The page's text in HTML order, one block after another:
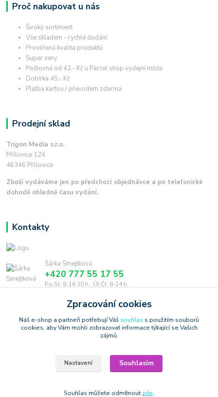
Proč nakupovat u nás
Široký sortiment
Vše skladem - rychlé dodání
Prověřená kvalita produktů
Super ceny
Poštovné od 42,- Kč u Parcel shop výdejní místa
Dobírka 45,- Kč
Platba kartou / převodem zdarma
Prodejní sklad
Trigon Media s.r.o.
Příšovice 124
46346 Příšovice
Zboží vydáváme jen po předchozí objednávce a po telefonické
dohodě ohledně času vydání.
Kontakty
Šárka Smejtková
+420 777 55 17 55
Po,St: 8-16.30 h., Út,Čt: 8-14 h.
smejtkova@trigonmedia.cz
Copyright © 2006-2025 TrigonShop.cz - bez souhlasu nelze používat
Vytvořeno na
Eshop-rychle.cz
Zpracování cookies
Náš e-shop a partneři potřebují Váš souhlas s použitím souborů
cookies, aby Vám mohli zobrazovat informace týkající se Vašich
zájmů.
Nastavení Souhlasím
Souhlas můžete odmítnout zde.